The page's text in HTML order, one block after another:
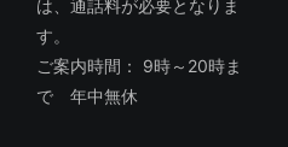
は、通話料が必要となりま
す。
ご案内時間： 9時～20時ま
で 年中無休